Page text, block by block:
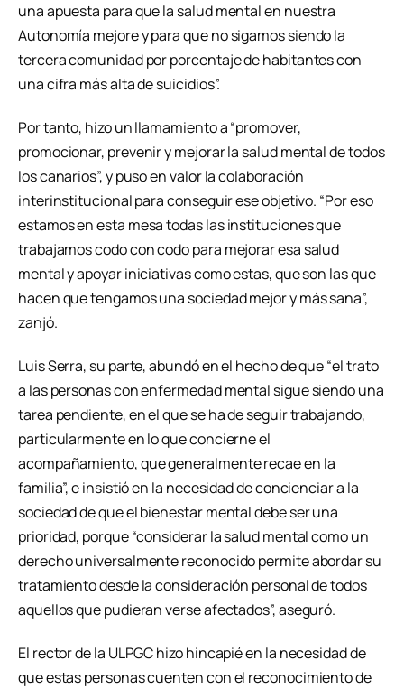
una apuesta para que la salud mental en nuestra
Autonomía mejore y para que no sigamos siendo la
tercera comunidad por porcentaje de habitantes con
una cifra más alta de suicidios”.
Por tanto, hizo un llamamiento a “promover,
promocionar, prevenir y mejorar la salud mental de todos
los canarios”, y puso en valor la colaboración
interinstitucional para conseguir ese objetivo. “Por eso
estamos en esta mesa todas las instituciones que
trabajamos codo con codo para mejorar esa salud
mental y apoyar iniciativas como estas, que son las que
hacen que tengamos una sociedad mejor y más sana”,
zanjó.
Luis Serra, su parte, abundó en el hecho de que “el trato
a las personas con enfermedad mental sigue siendo una
tarea pendiente, en el que se ha de seguir trabajando,
particularmente en lo que concierne el
acompañamiento, que generalmente recae en la
familia”, e insistió en la necesidad de concienciar a la
sociedad de que el bienestar mental debe ser una
prioridad, porque “considerar la salud mental como un
derecho universalmente reconocido permite abordar su
tratamiento desde la consideración personal de todos
aquellos que pudieran verse afectados”, aseguró.
El rector de la ULPGC hizo hincapié en la necesidad de
que estas personas cuenten con el reconocimiento de